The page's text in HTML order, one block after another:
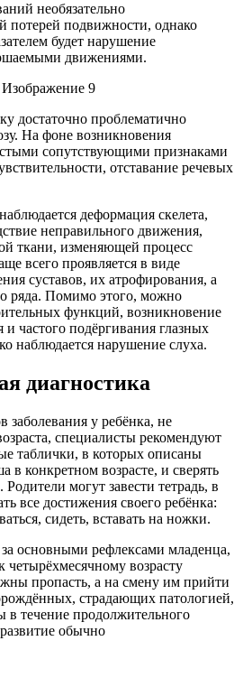
необязательно
потерей подвижности, однако
будет нарушение
движениями.
достаточно проблематично
На фоне возникновения
сопутствующими признаками
отставание речевых
деформация скелета,
неправильного движения,
ткани, изменяющей процесс
всего проявляется в виде
суставов, их атрофирования, а
ряда. Помимо этого, можно
функций, возникновение
и частого подёргивания глазных
наблюдается нарушение слуха.
диагностика
заболевания у ребёнка, не
специалисты рекомендуют
таблички, в которых описаны
конкретном возрасте, и сверять
могут завести тетрадь, в
все достижения своего ребёнка:
сидеть, вставать на ножки.
основными рефлексами младенца,
четырёхмесячному возрасту
пропасть, а на смену им прийти
страдающих патологией,
в течение продолжительного
обычно